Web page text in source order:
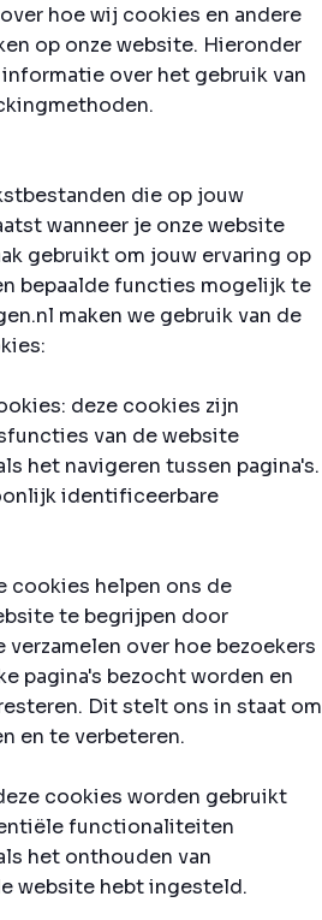
hoe wij cookies en andere
op onze website. Hieronder
over het gebruik van
die op jouw
wanneer je onze website
gebruikt om jouw ervaring op
bepaalde functies mogelijk te
maken we gebruik van de
deze cookies zijn
van de website
het navigeren tussen pagina's.
identificeerbare
cookies helpen ons de
te begrijpen door
over hoe bezoekers
pagina's bezocht worden en
Dit stelt ons in staat om
en te verbeteren.
cookies worden gebruikt
functionaliteiten
het onthouden van
website hebt ingesteld.